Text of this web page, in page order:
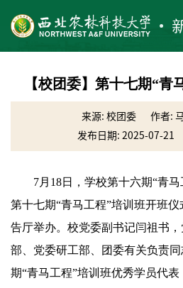
【校团委】第十七期“青
来源: 校团委
作者:
发布日期: 2025-07-21
7月18日，学校第十六期“青
第十七期“青马工程”培训班开班
告厅举办。校党委副书记闫祖书
部、党委研工部、团委有关负责
期“青马工程”培训班优秀学员代